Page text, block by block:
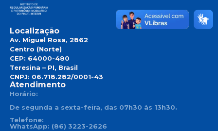
Localização
Av. Miguel Rosa, 2862
Centro (Norte)
CEP: 64000-480
Teresina – PI, Brasil
CNPJ: 06.718.282/0001-43
Atendimento
Horário:
De segunda a sexta-feira, das 07h30 às 13h30.
Telefone:
WhatsApp: (86) 3223-2626